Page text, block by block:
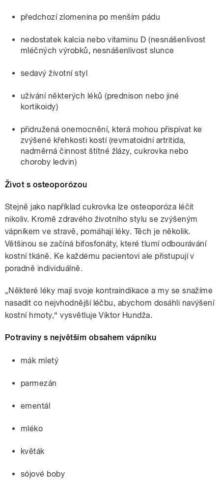
předchozí zlomenina po menším pádu
nedostatek kalcia nebo vitaminu D (nesnášenlivost
mléčných výrobků, nesnášenlivost slunce
sedavý životní styl
užívání některých léků (prednison nebo jiné
kortikoidy)
přidružená onemocnění, která mohou přispívat ke
zvýšené křehkosti kostí (revmatoidní artritida,
nadměrná činnost štítné žlázy, cukrovka nebo
choroby ledvin)
Život s osteoporózou
Stejně jako například cukrovka lze osteoporóza léčit
nikoliv. Kromě zdravého životního stylu se zvýšeným
vápníkem ve stravě, pomáhají léky. Těch je několik.
Většinou se začíná bifosfonáty, které tlumí odbourávání
kostní tkáně. Ke každému pacientovi ale přistupují v
poradně individuálně.
„Některé léky mají svoje kontraindikace a my se snažíme
nasadit co nejvhodnější léčbu, abychom dosáhli navýšení
kostní hmoty,“ vysvětluje Viktor Hundža.
Potraviny s největším obsahem vápníku
mák mletý
parmezán
ementál
mléko
květák
sójové boby